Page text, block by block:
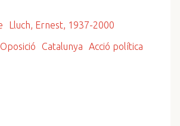
Lluch, Ernest, 1937-2000
Oposició Catalunya
Acció política